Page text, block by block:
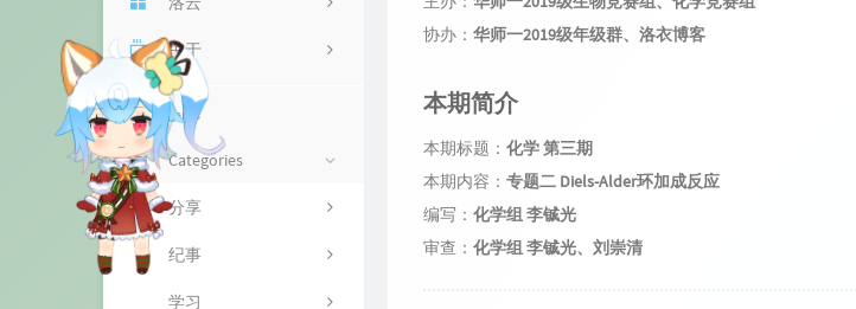
云盘
资源
山庄
关于
About me
留言本
Components
Categories
分享
纪事
学习
协办： 华师一2019级年级群、洛衣博客
本期简介
本期标题： 化学 第三期
本期内容： 专题二 Diels-Alder环加成反应
编写： 化学组 李铖光
审查： 化学组 李铖光、刘崇清